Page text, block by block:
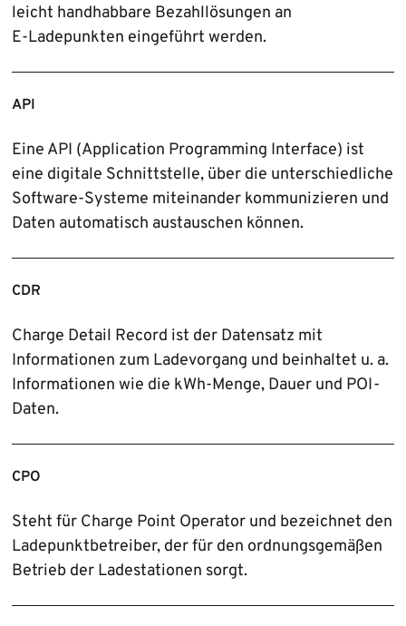
leicht handhabbare Bezahl­lösungen an
E‑Ladepunkten eingeführt werden.
API
Eine API (Application Programming Interface) ist
eine digitale Schnittstelle, über die unter­schiedliche
Software-Systeme miteinander kommunizieren und
Daten automatisch austauschen können.
CDR
Charge Detail Record ist der Datensatz mit
Informationen zum Ladevorgang und beinhaltet u. a.
Informationen wie die kWh-Menge, Dauer und POI-
Daten.
CPO
Steht für Charge Point Operator und bezeichnet den
Lade­punkt­betreiber, der für den ordnungs­gemäßen
Betrieb der Ladestationen sorgt.